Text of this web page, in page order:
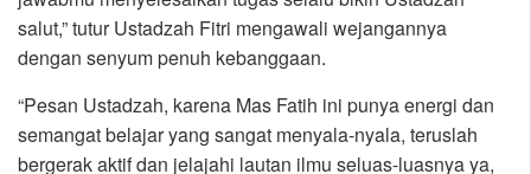
salut,” tutur Ustadzah Fitri mengawali wejangannya
dengan senyum penuh kebanggaan.
“Pesan Ustadzah, karena Mas Fatih ini punya energi dan
semangat belajar yang sangat menyala-nyala, teruslah
bergerak aktif dan jelajahi lautan ilmu seluas-luasnya ya,